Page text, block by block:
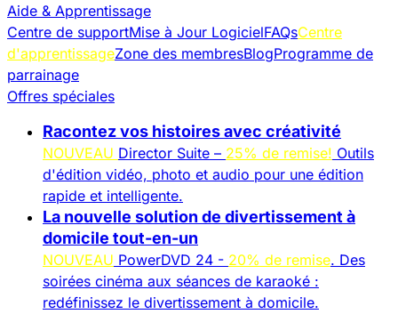
Aide & Apprentissage
Centre de supportMise à Jour LogicielFAQsCentre
d'apprentissageZone des membresBlogProgramme de
parrainage
Offres spéciales
Racontez vos histoires avec créativité
NOUVEAU Director Suite – 25% de remise! Outils
d'édition vidéo, photo et audio pour une édition
rapide et intelligente.
La nouvelle solution de divertissement à
domicile tout-en-un
NOUVEAU PowerDVD 24 - 20% de remise. Des
soirées cinéma aux séances de karaoké :
redéfinissez le divertissement à domicile.